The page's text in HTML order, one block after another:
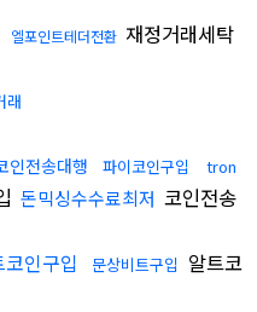
엘포인트테더전환 재정거래세탁
래
인전송대행 파이코인구입
tron
돈믹싱수수료최저 코인전송
인구입 문상비트구입 알트코